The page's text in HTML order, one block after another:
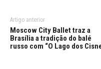
Artigo anterior
Moscow City Ballet traz a
Brasília a tradição do balé
russo com “O Lago dos